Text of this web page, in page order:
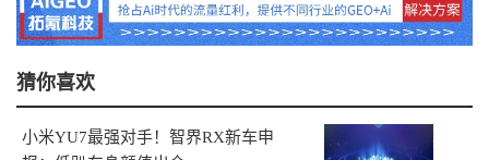
猜你喜欢
小米YU7最强对手！智界RX新车申